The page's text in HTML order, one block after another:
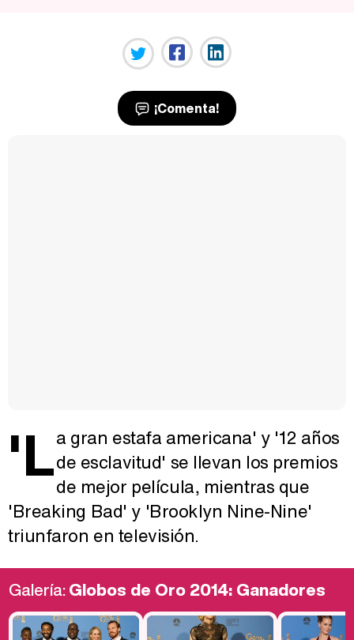
¡Comenta!
'La gran estafa americana' y '12 años
de esclavitud' se llevan los premios
de mejor película, mientras que
'Breaking Bad' y 'Brooklyn Nine-Nine'
triunfaron en televisión.
Galería:Globos de Oro 2014: Ganadores